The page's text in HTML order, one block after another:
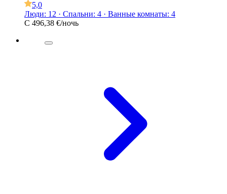
5,0
Люди: 12 · Спальни: 4 · Ванные комнаты: 4
С 496,38 €/ночь